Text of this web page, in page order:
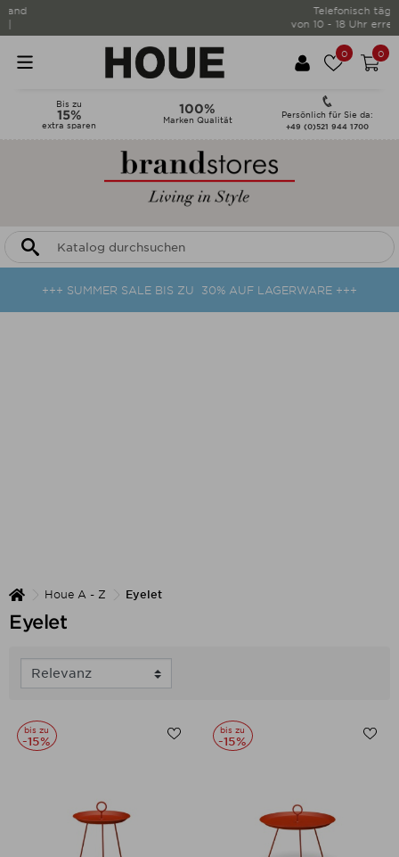
0 0
Bis zu
15%
extra sparen
100%
Marken Qualität
Persönlich für Sie da:
+49 (0)521 944 1700
+++ SUMMER SALE BIS ZU 30% AUF LAGERWARE +++
Houe A - Z Eyelet
Eyelet
bis zu
-15%
bis zu
-15%